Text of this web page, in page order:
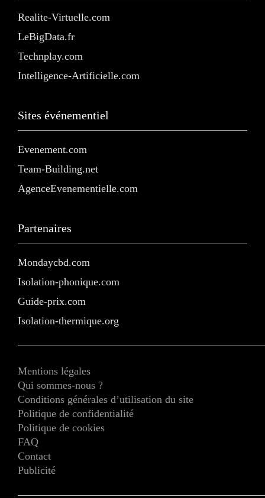
Realite-Virtuelle.com
LeBigData.fr
Technplay.com
Intelligence-Artificielle.com
Sites événementiel
Evenement.com
Team-Building.net
AgenceEvenementielle.com
Partenaires
Mondaycbd.com
Isolation-phonique.com
Guide-prix.com
Isolation-thermique.org
Mentions légales
Qui sommes-nous ?
Conditions générales d’utilisation du site
Politique de confidentialité
Politique de cookies
FAQ
Contact
Publicité